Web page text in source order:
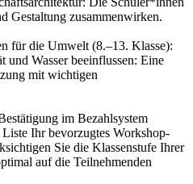
Gestaltung zusammenwirken.
für die Umwelt (8.–13. Klasse):
Wasser beeinflussen: Eine
mit wichtigen
im Bezahlsystem
Ihr bevorzugtes Workshop-
Sie die Klassenstufe Ihrer
auf die Teilnehmenden